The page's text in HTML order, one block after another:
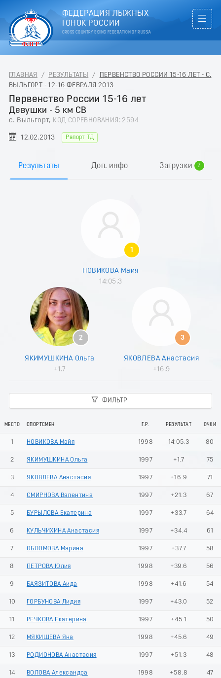
ФЕДЕРАЦИЯ ЛЫЖНЫХ
ГОНОК РОССИИ
CROSS COUNTRY SKIING FEDERATION OF RUSSIA
ГЛАВНАЯ / РЕЗУЛЬТАТЫ /
ПЕРВЕНСТВО РОССИИ 15-16 ЛЕТ - С.
ВЫЛЬГОРТ - 12-16 ФЕВРАЛЯ 2013
Первенство России 15-16 лет
Девушки - 5 км СВ
с. Выльгорт, КОД СОРЕВНОВАНИЯ: 2594
12.02.2013 Рапорт ТД
Результаты Доп. инфо Загрузки
2
5
1
НОВИКОВА Майя
14:05.3
2
ЯКИМУШКИНА Ольга
+1.7
3
ЯКОВЛЕВА Анастасия
+16.9
ФИЛЬТР
МЕСТО СПОРТСМЕН Г.Р. РЕЗУЛЬТАТ ОЧКИ
1 НОВИКОВА Майя 1998 14:05.3 80
2 ЯКИМУШКИНА Ольга 1997 +1.7 75
3 ЯКОВЛЕВА Анастасия 1997 +16.9 71
4 СМИРНОВА Валентина 1997 +21.3 67
5 БУРЫЛОВА Екатерина 1997 +33.7 64
6 КУЛЬЧИХИНА Анастасия 1997 +34.4 61
7 ОБЛОМОВА Марина 1997 +37.7 58
8 ПЕТРОВА Юлия 1998 +39.6 56
9 БАЯЗИТОВА Аида 1998 +41.6 54
10 ГОРБУНОВА Лидия 1997 +43.0 52
11 РЕЧКОВА Екатерина 1997 +45.1 50
12 МЯКИШЕВА Яна 1998 +45.6 49
13 РОДИОНОВА Анастасия 1997 +51.3 48
14 ВОЛОВА Александра 1998 +58.8 47